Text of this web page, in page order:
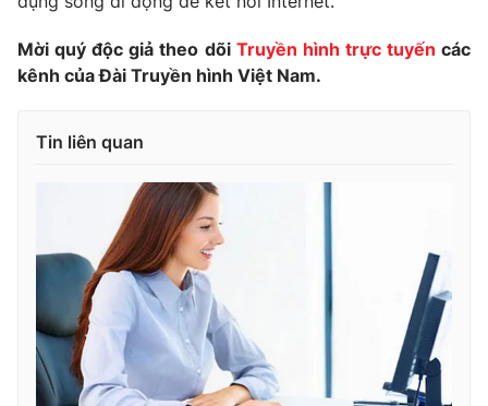
Mời quý độc giả theo dõi Truyền hình trực tuyến các
kênh của Đài Truyền hình Việt Nam.
Tin liên quan